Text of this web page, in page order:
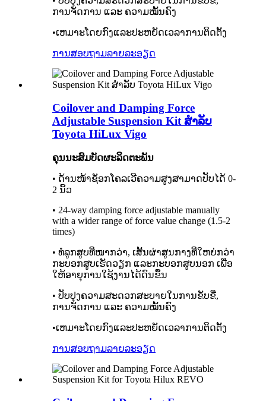
ການຈັດການ ແລະ ຄວາມໝັ້ນຄົງ
•ເຫມາະໂດຍກົງແລະປະຫຍັດເວລາການຕິດຕັ້ງ
ການສອບຖາມລາຍລະອຽດ
Coilover and Damping Force
Adjustable Suspension Kit ສໍາລັບ
Toyota HiLux Vigo
ຄຸນນະສົມບັດຜະລິດຕະພັນ
• ດ້ານໜ້າຊັອກໂຄລເວີຄວາມສູງສາມາດປັບໄດ້ 0-
2 ນິ້ວ
• 24-way damping force adjustable manually
with a wider range of force value change (1.5-2
times)
• ທໍ່ລູກສູບທີ່ໜາກວ່າ, ເສັ້ນຜ່າສູນກາງທີ່ໃຫຍ່ກວ່າ
ກະບອກສູບເຮັດວຽກ ແລະກະບອກສູບນອກ ເພື່ອ
ໃຫ້ອາຍຸການໃຊ້ງານໄດ້ດົນຂຶ້ນ
• ປັບປຸງຄວາມສະດວກສະບາຍໃນການຂັບຂີ່,
ການຈັດການ ແລະ ຄວາມໝັ້ນຄົງ
•ເຫມາະໂດຍກົງແລະປະຫຍັດເວລາການຕິດຕັ້ງ
ການສອບຖາມລາຍລະອຽດ